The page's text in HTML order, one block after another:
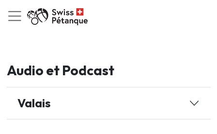
Audio et Podcast
Valais